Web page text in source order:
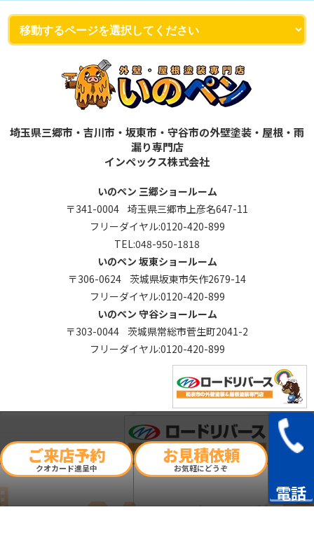
埼玉県三郷市・吉川市・坂東市・守谷市の外壁塗装・屋根・雨
漏り専門店
インペックス株式会社
いのペン 三郷ショールーム
〒341-0004 埼玉県三郷市上彦名647-11
フリーダイヤル:0120-420-899
TEL:048-950-1818
いのペン 坂東ショールーム
〒306-0624 茨城県坂東市矢作2679-14
フリーダイヤル:0120-420-899
いのペン 守谷ショールーム
〒303-0044 茨城県常総市菅生町2041-2
フリーダイヤル:0120-420-899
Copyright © 2026 いのペン. All Rights Reserved.
ご来店予約
クオカード進呈中
お見積依頼
お気軽にどうぞ
電話